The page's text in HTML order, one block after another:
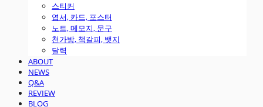
스티커
엽서, 카드, 포스터
노트, 메모지, 문구
천가방, 책갈피, 뱃지
달력
ABOUT
NEWS
Q&A
REVIEW
BLOG